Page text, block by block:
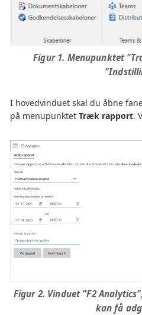
Figur 1. Menupunktet
I hovedvinduet skal du åbne
på menupunktet Træk rapport.
Figur 2. Vinduet "F2
kan få